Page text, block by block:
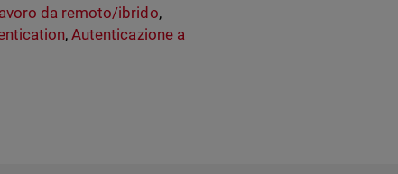
da remoto/ibrido,
,Autenticazione a